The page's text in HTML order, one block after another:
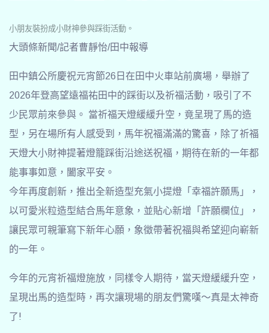
小朋友裝扮成小財神參與踩街活動。
大頭條新聞/記者曹靜怡/田中報導
田中鎮公所慶祝元宵節26日在田中火車站前廣場，舉辦了
2026年登高望遠福祐田中的踩街以及祈福活動，吸引了不
少民眾前來參與。 當祈福天燈緩緩升空，竟呈現了馬的造
型，另在場所有人感受到，馬年祝福滿滿的驚喜，除了祈福
天燈大小財神提著燈籠踩街沿途送祝福，期待在新的一年都
能事事如意，闔家平安。
今年再度創新，推出全新造型充氣小提燈「幸福許願馬」，
以可愛米粒造型結合馬年意象，並貼心新增「許願欄位」，
讓民眾可親筆寫下新年心願，象徵帶著祝福與希望迎向嶄新
的一年。
今年的元宵祈福燈施放，同樣令人期待，當天燈緩緩升空，
呈現出馬的造型時，再次讓現場的朋友們驚嘆～真是太神奇
了!